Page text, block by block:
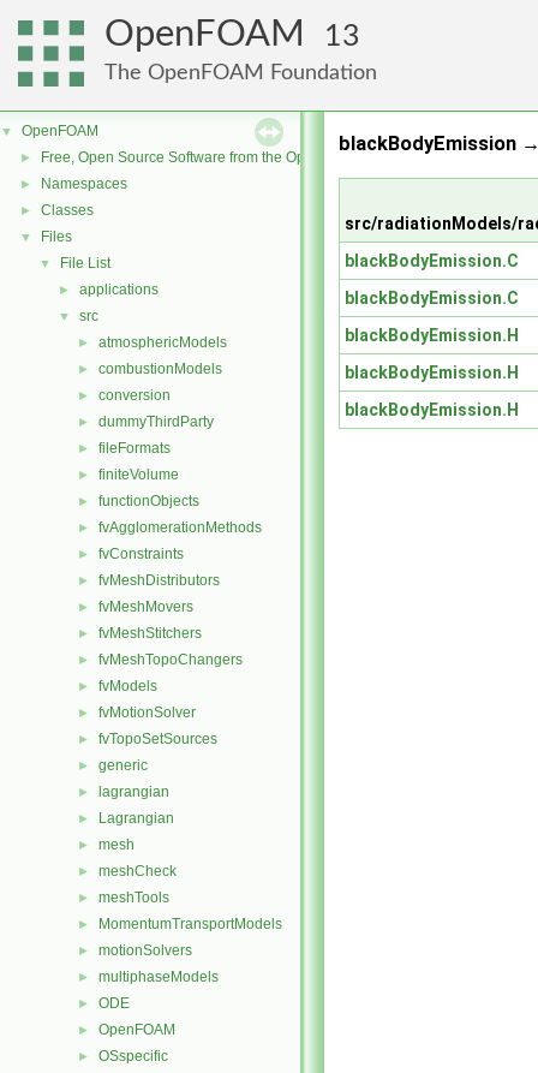
OpenFOAM 13
The OpenFOAM Foundation
▼ OpenFOAM
► Free, Open Source Software from the OpenFOAM Foundation
► Namespaces
► Classes
▼ Files
▼ File List
► applications
▼ src
► atmosphericModels
► combustionModels
► conversion
► dummyThirdParty
► fileFormats
► finiteVolume
► functionObjects
► fvAgglomerationMethods
► fvConstraints
► fvMeshDistributors
► fvMeshMovers
► fvMeshStitchers
► fvMeshTopoChangers
► fvModels
► fvMotionSolver
► fvTopoSetSources
► generic
► lagrangian
► Lagrangian
► mesh
► meshCheck
► meshTools
► MomentumTransportModels
► motionSolvers
► multiphaseModels
► ODE
► OpenFOAM
► OSspecific
blackBodyEmission
src/radiationModels/
blackBodyEmission.C
blackBodyEmission.C
blackBodyEmission.H
blackBodyEmission.H
blackBodyEmission.H